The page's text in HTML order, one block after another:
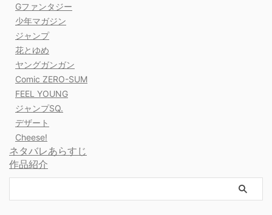
Gファンタジー
少年マガジン
ジャンプ
花とゆめ
ヤングガンガン
Comic ZERO-SUM
FEEL YOUNG
ジャンプSQ.
デザート
Cheese!
ネタバレあらすじ
作品紹介